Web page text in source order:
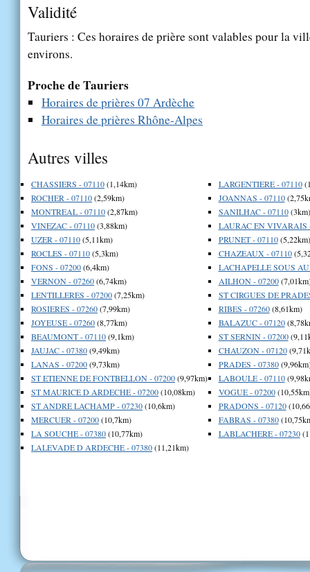
Validité
Tauriers : Ces horaires de prière sont valables pour la
environs.
Proche de Tauriers
Horaires de prières 07 Ardèche
Horaires de prières Rhône-Alpes
Autres villes
CHASSIERS - 07110(1,14km)
ROCHER - 07110(2,59km)
MONTREAL - 07110(2,87km)
VINEZAC - 07110(3,88km)
UZER - 07110(5,11km)
ROCLES - 07110(5,3km)
FONS - 07200(6,4km)
VERNON - 07260(6,74km)
LENTILLERES - 07200(7,25km)
ROSIERES - 07260(7,99km)
JOYEUSE - 07260(8,77km)
BEAUMONT - 07110(9,1km)
JAUJAC - 07380(9,49km)
LANAS - 07200(9,73km)
ST ETIENNE DE FONTBELLON - 07200(9,97km)
ST MAURICE D ARDECHE - 07200(10,08km)
ST ANDRE LACHAMP - 07230(10,6km)
MERCUER - 07200(10,7km)
LA SOUCHE - 07380(10,77km)
LALEVADE D ARDECHE - 07380(11,21km)
LARGENTIERE - 07110
JOANNAS - 07110
SANILHAC - 07110(3km)
LAURAC EN VIVARAIS
PRUNET - 07110(5,22km)
CHAZEAUX - 07110
LACHAPELLE SOUS
AILHON - 07200
ST CIRGUES DE
RIBES - 07260(8,61km)
BALAZUC - 07120
ST SERNIN - 07200
CHAUZON - 07120
PRADES - 07380
LABOULE - 07110
VOGUE - 07200
PRADONS - 07120
FABRAS - 07380
LABLACHERE - 07230